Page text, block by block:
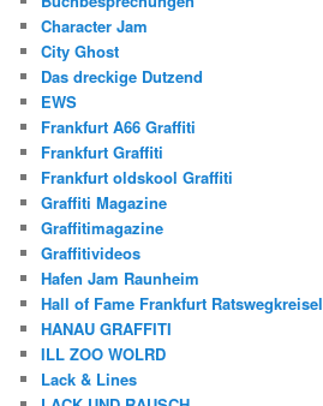
Character Jam
City Ghost
Das dreckige Dutzend
EWS
Frankfurt A66 Graffiti
Frankfurt Graffiti
Frankfurt oldskool Graffiti
Graffiti Magazine
Graffitimagazine
Graffitivideos
Hafen Jam Raunheim
Hall of Fame Frankfurt Ratswegkreisel
HANAU GRAFFITI
ILL ZOO WOLRD
Lack & Lines